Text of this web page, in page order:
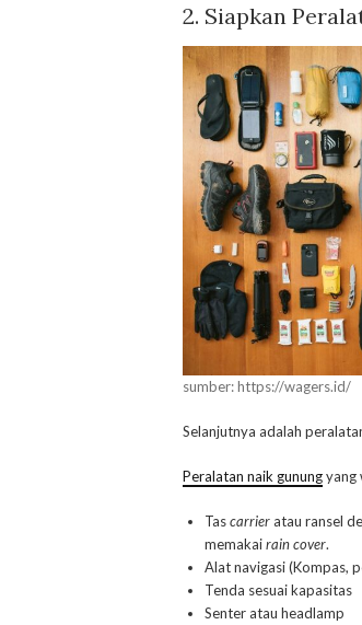
2. Siapkan
sumber: https://wagers.id/
Selanjutnya adalah
Peralatan naik gunungyang
Tascarrieratau ransel
memakairain cover.
Alat navigasi (Kompas,
Tenda sesuai kapasitas
Senter atau headlamp